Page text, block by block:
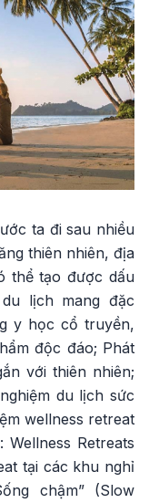
ta đi sau nhiều
thiên nhiên, địa
thể tạo được dấu
lịch mang đặc
y học cổ truyền,
độc đáo; Phát
với thiên nhiên;
du lịch sức
wellness retreat
Retreats
tại các khu nghỉ
chậm” (Slow